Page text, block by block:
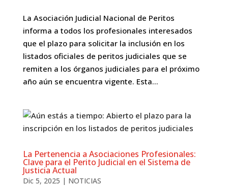
La Asociación Judicial Nacional de Peritos
informa a todos los profesionales interesados
que el plazo para solicitar la inclusión en los
listados oficiales de peritos judiciales que se
remiten a los órganos judiciales para el próximo
año aún se encuentra vigente. Esta...
La Pertenencia a Asociaciones Profesionales:
Clave para el Perito Judicial en el Sistema de
Justicia Actual
Dic 5, 2025 | NOTICIAS